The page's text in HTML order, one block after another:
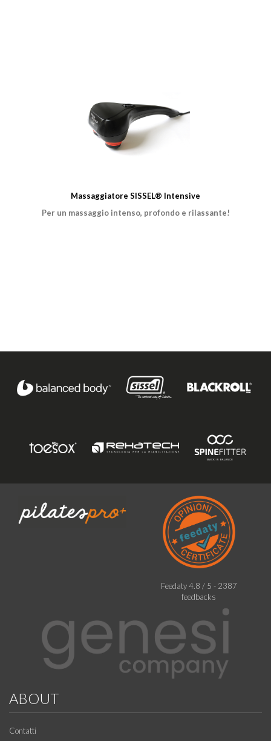
Massaggiatore SISSEL® Intensive
Per un massaggio intenso, profondo e rilassante!
Feedaty4.8 / 5 - 2387
feedbacks
ABOUT
Contatti